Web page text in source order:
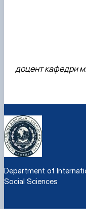
доцент кафедри
Department of
Social Sciences